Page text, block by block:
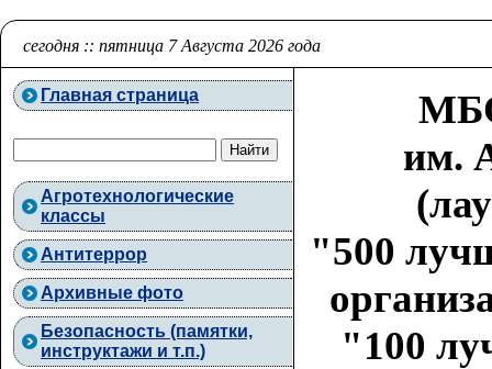
сегодня :: пятница 7 Августа 2026 года
Главная страница
Агротехнологические
классы
Антитеррор
Архивные фото
Безопасность (памятки,
инструктажи и т.п.)
им.
"500
"100